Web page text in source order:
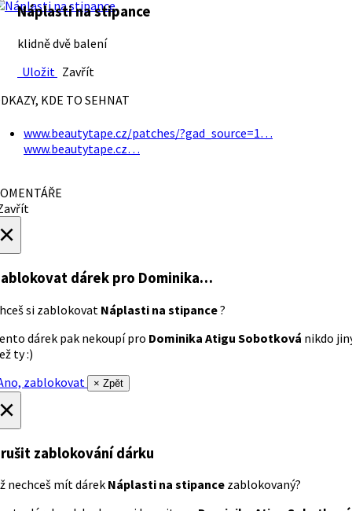
Náplasti na stipance
klidně dvě balení
Uložit Zavřít
KDE TO SEHNAT
www.beautytape.cz/patches/?gad_source=1…
www.beautytape.cz…
dárek pro Dominika…
si zablokovat Náplasti na stipance?
dárek pak nekoupí pro Dominika Atigu Sobotková nikdo
ty :)
zablokovat
× Zpět
zablokování dárku
nechceš mít dárek Náplasti na stipance zablokovaný?